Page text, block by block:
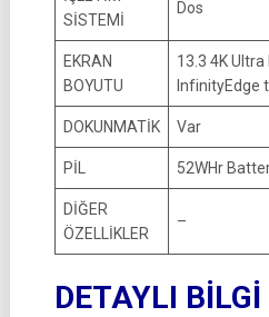
SİSTEMİ
Dos
EKRAN
BOYUTU
13.3 4K
InfinityEdge
DOKUNMATİK Var
PİL 52WHr
DİĞER
ÖZELLİKLER
–
DETAYLI